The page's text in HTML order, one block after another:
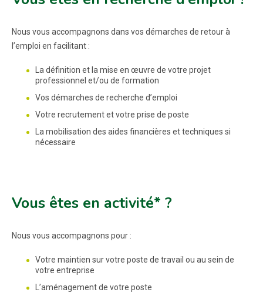
Nous vous accompagnons dans vos démarches de retour à
l’emploi en facilitant :
La définition et la mise en œuvre de votre projet
professionnel et/ou de formation
Vos démarches de recherche d’emploi
Votre recrutement et votre prise de poste
La mobilisation des aides financières et techniques si
nécessaire
Vous êtes en activité* ?
Nous vous accompagnons pour :
Votre maintien sur votre poste de travail ou au sein de
votre entreprise
L’aménagement de votre poste